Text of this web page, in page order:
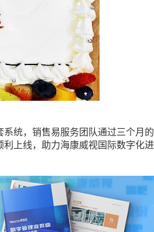
统，销售易服务团队通过三个月的
上线，助力海康威视国际数字化进